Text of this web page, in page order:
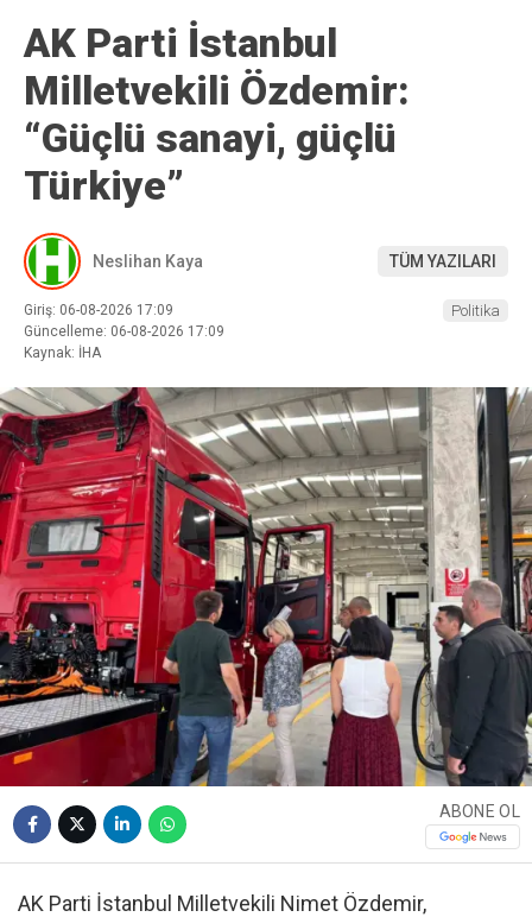
AK Parti İstanbul
Milletvekili Özdemir:
“Güçlü sanayi, güçlü
Türkiye”
Neslihan Kaya TÜM YAZILARI
Giriş: 06-08-2026 17:09
Güncelleme: 06-08-2026 17:09
Kaynak: İHA
Politika
ABONE OL
AK Parti İstanbul Milletvekili Nimet Özdemir,